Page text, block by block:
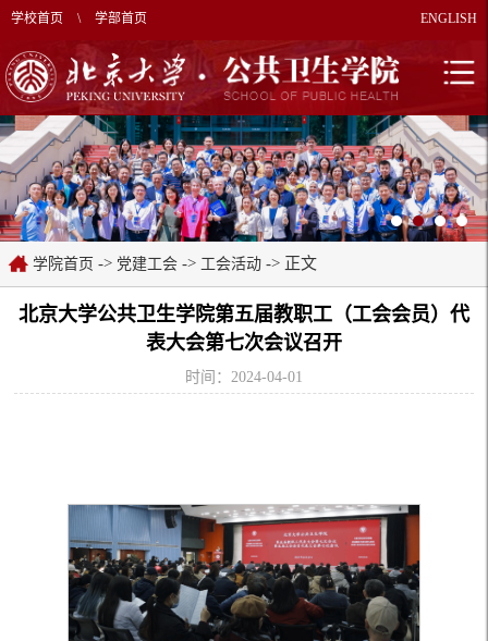
学校首页 \ 学部首页 ENGLISH
学院首页 -> 党建工会 -> 工会活动 -> 正文
北京大学公共卫生学院第五届教职工（工会会员）代
表大会第七次会议召开
时间：2024-04-01